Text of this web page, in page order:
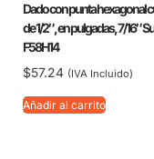
Dado con punta hexagonal
de 1/2″, en pulgadas, 7/16″
F58H14
$57.24 (IVA Incluido)
Añadir al carrito